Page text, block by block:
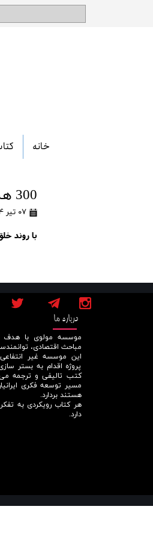
خانه
300 همت تقاضا
۰۷ تیر ۱۴۰۴
درباره ما
موسسه مولوی با هدف
مباحث اقتصادی،
این موسسه غیر
پروژه اقدام به بستر
کتب تالیفی و ترجمه
مسیر توسعه فکری
هستند بردارد.
هر کتاب رویکردی به
دارد.